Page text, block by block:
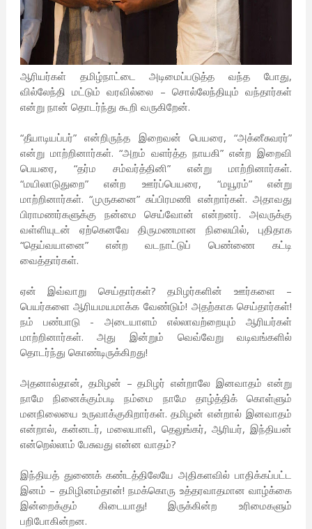
ஆரியர்கள் தமிழ்நாட்டை அடிமைப்படுத்த வந்த போது,
வில்லேந்தி மட்டும் வரவில்லை – சொல்லேந்தியும் வந்தார்கள்
என்று நான் தொடர்ந்து கூறி வருகிறேன்.
“தீயாடியப்பர்” என்றிருந்த இறைவன் பெயரை, “அக்னீசுவரர்”
என்று மாற்றினார்கள். “அறம் வளர்த்த நாயகி” என்ற இறைவி
பெயரை, “தர்ம சம்வர்த்தினி” என்று மாற்றினார்கள்.
“மயிலாடுதுறை” என்ற ஊர்ப்பெயரை, “மயூரம்” என்று
மாற்றினார்கள். “முருகனை” சுப்பிரமணி என்றார்கள். அதாவது
பிராமணர்களுக்கு நன்மை செய்வோன் என்றனர். அவருக்கு
வள்ளியுடன் ஏற்கெனவே திருமணமான நிலையில், புதிதாக
“தெய்வயானை” என்ற வடநாட்டுப் பெண்ணை கட்டி
வைத்தார்கள்.
ஏன் இவ்வாறு செய்தார்கள்? தமிழர்களின் ஊர்களை –
பெயர்களை ஆரியமயமாக்க வேண்டும்! அதற்காக செய்தார்கள்!
நம் பண்பாடு - அடையாளம் எல்லாவற்றையும் ஆரியர்கள்
மாற்றினார்கள். அது இன்றும் வெவ்வேறு வடிவங்களில்
தொடர்ந்து கொண்டிருக்கிறது!
அதனால்தான், தமிழன் – தமிழர் என்றாலே இனவாதம் என்று
நாமே நினைக்கும்படி நம்மை நாமே தாழ்த்திக் கொள்ளும்
மனநிலையை உருவாக்குகிறார்கள். தமிழன் என்றால் இனவாதம்
என்றால், கன்னடர், மலையாளி, தெலுங்கர், ஆரியர், இந்தியன்
என்றெல்லாம் பேசுவது என்ன வாதம்?
இந்தியத் துணைக் கண்டத்திலேயே அதிகளவில் பாதிக்கப்பட்ட
இனம் – தமிழினம்தான்! நமக்கொரு உத்தரவாதமான வாழ்க்கை
இன்றைக்கும் கிடையாது! இருக்கின்ற உரிமைகளும்
பறிபோகின்றன.